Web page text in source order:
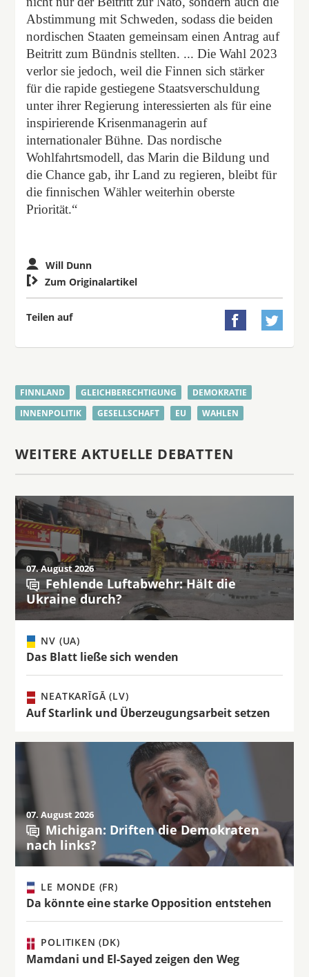
Abstimmung mit Schweden, sodass die beiden
nordischen Staaten gemeinsam einen Antrag auf
Beitritt zum Bündnis stellten. ... Die Wahl 2023
verlor sie jedoch, weil die Finnen sich stärker
für die rapide gestiegene Staatsverschuldung
unter ihrer Regierung interessierten als für eine
inspirierende Krisenmanagerin auf
internationaler Bühne. Das nordische
Wohlfahrtsmodell, das Marin die Bildung und
die Chance gab, ihr Land zu regieren, bleibt für
die finnischen Wähler weiterhin oberste
Priorität.“
Will Dunn
 Zum Originalartikel
Teilen auf  
FINNLAND GLEICHBERECHTIGUNG
DEMOKRATIE
INNENPOLITIK
GESELLSCHAFT EU WAHLEN
WEITERE AKTUELLE DEBATTEN
07. August 2026
Fehlende Luftabwehr: Hält die
Ukraine durch?
NV (UA)
Das Blatt ließe sich wenden
NEATKARĪGĀ (LV)
Auf Starlink und Überzeugungsarbeit setzen
07. August 2026
Michigan: Driften die Demokraten
nach links?
LE MONDE (FR)
Da könnte eine starke Opposition entstehen
POLITIKEN (DK)
Mamdani und El-Sayed zeigen den Weg